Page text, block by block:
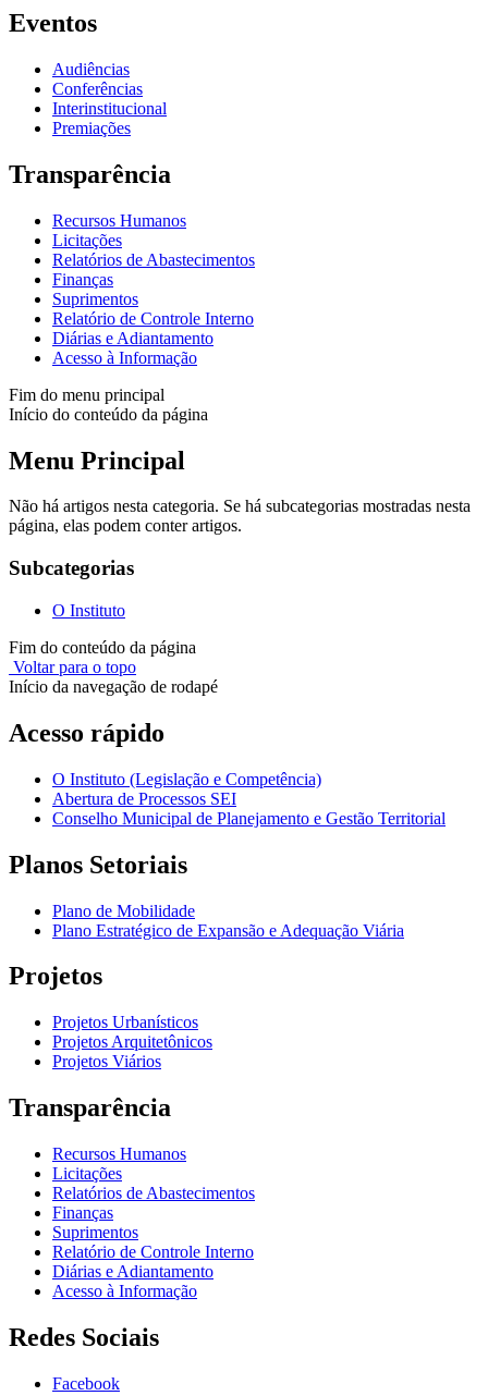
Eventos
Audiências
Conferências
Interinstitucional
Premiações
Transparência
Recursos Humanos
Licitações
Relatórios de Abastecimentos
Finanças
Suprimentos
Relatório de Controle Interno
Diárias e Adiantamento
Acesso à Informação
Fim do menu principal
Início do conteúdo da página
Menu Principal
Não há artigos nesta categoria. Se há subcategorias mostradas nesta
página, elas podem conter artigos.
Subcategorias
O Instituto
Fim do conteúdo da página
Voltar para o topo
Início da navegação de rodapé
Acesso rápido
O Instituto (Legislação e Competência)
Abertura de Processos SEI
Conselho Municipal de Planejamento e Gestão Territorial
Planos Setoriais
Plano de Mobilidade
Plano Estratégico de Expansão e Adequação Viária
Projetos
Projetos Urbanísticos
Projetos Arquitetônicos
Projetos Viários
Transparência
Recursos Humanos
Licitações
Relatórios de Abastecimentos
Finanças
Suprimentos
Relatório de Controle Interno
Diárias e Adiantamento
Acesso à Informação
Redes Sociais
Facebook